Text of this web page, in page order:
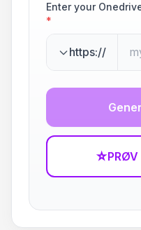
Enter your
*
https://
☆PRØV